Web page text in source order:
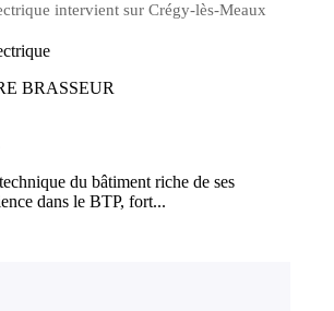
intervient sur Crégy-lès-Meaux
BRASSEUR
du bâtiment riche de ses
dans le BTP, fort...